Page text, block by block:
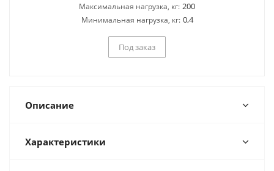
Максимальная нагрузка, кг: 200
Минимальная нагрузка, кг: 0,4
Под заказ
Описание
Характеристики